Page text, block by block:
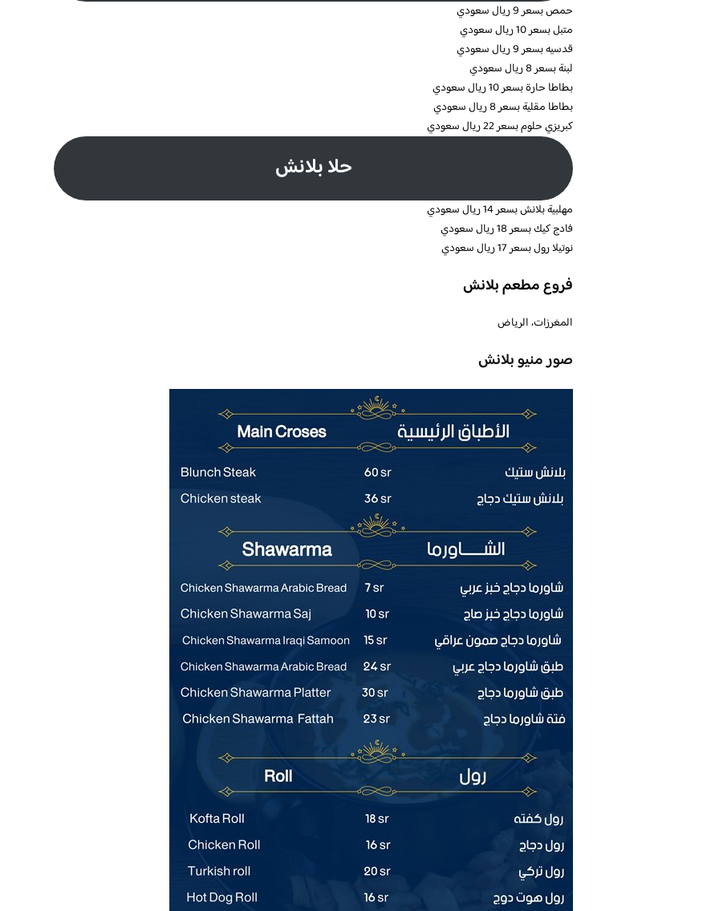
حمص بسعر 9 ريال سعودي
متبل بسعر 10 ريال سعودي
قدسيه بسعر 9 ريال سعودي
لبنة بسعر 8 ريال سعودي
بطاطا حارة بسعر 10 ريال سعودي
بطاطا مقلية بسعر 8 ريال سعودي
كبريزي حلوم بسعر 22 ريال سعودي
حلا بلانش
مهلبية بلانش بسعر 14 ريال سعودي
فادج كيك بسعر 18 ريال سعودي
نوتيلا رول بسعر 17 ريال سعودي
فروع مطعم بلانش
المغرزات، الرياض
صور منيو بلانش